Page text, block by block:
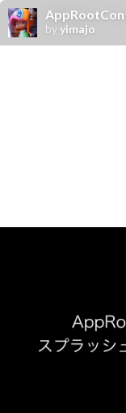
byyimajo